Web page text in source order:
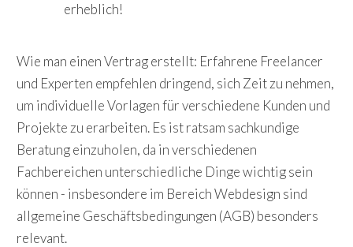
erheblich!
Wie man einen Vertrag erstellt: Erfahrene Freelancer
und Experten empfehlen dringend, sich Zeit zu nehmen,
um individuelle Vorlagen für verschiedene Kunden und
Projekte zu erarbeiten. Es ist ratsam sachkundige
Beratung einzuholen, da in verschiedenen
Fachbereichen unterschiedliche Dinge wichtig sein
können - insbesondere im Bereich Webdesign sind
allgemeine Geschäftsbedingungen (AGB) besonders
relevant.